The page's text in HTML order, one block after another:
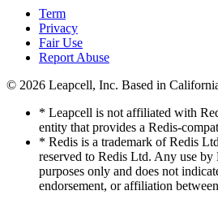
Term
Privacy
Fair Use
Report Abuse
© 2026 Leapcell, Inc. Based in
* Leapcell is not affiliated with
entity that provides a Redis-
* Redis is a trademark of Redis
reserved to Redis Ltd. Any use
purposes only and does not
endorsement, or affiliation